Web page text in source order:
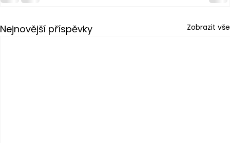
Nejnovější příspěvky Zobrazit vše